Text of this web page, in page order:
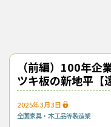
ボリビアでは、工場の運
る。
遠藤
どのような伐採を行ってい
（前編）100年企
ツキ板の新地平【
対論】
2025年3月3日
全国家具・木工品等製造業